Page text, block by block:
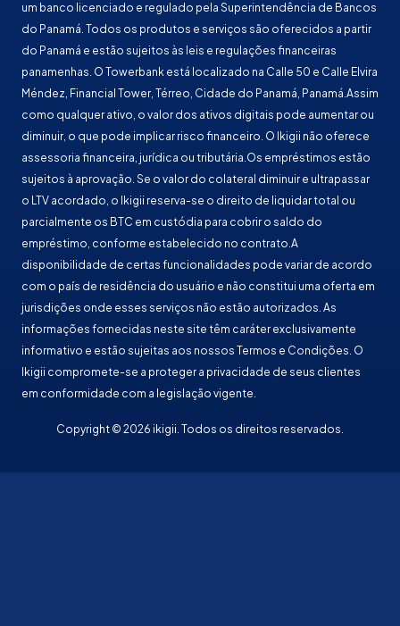
um banco licenciado e regulado pela Superintendência de Bancos
do Panamá. Todos os produtos e serviços são oferecidos a partir
do Panamá e estão sujeitos às leis e regulações financeiras
panamenhas. O Towerbank está localizado na Calle 50 e Calle Elvira
Méndez, Financial Tower, Térreo, Cidade do Panamá, Panamá.Assim
como qualquer ativo, o valor dos ativos digitais pode aumentar ou
diminuir, o que pode implicar risco financeiro. O Ikigii não oferece
assessoria financeira, jurídica ou tributária.Os empréstimos estão
sujeitos à aprovação. Se o valor do colateral diminuir e ultrapassar
o LTV acordado, o Ikigii reserva-se o direito de liquidar total ou
parcialmente os BTC em custódia para cobrir o saldo do
empréstimo, conforme estabelecido no contrato.A
disponibilidade de certas funcionalidades pode variar de acordo
com o país de residência do usuário e não constitui uma oferta em
jurisdições onde esses serviços não estão autorizados. As
informações fornecidas neste site têm caráter exclusivamente
informativo e estão sujeitas aos nossos Termos e Condições. O
Ikigii compromete-se a proteger a privacidade de seus clientes
em conformidade com a legislação vigente.
Copyright © 2026 ikigii. Todos os direitos reservados.